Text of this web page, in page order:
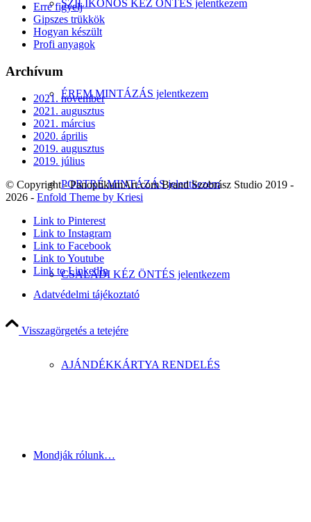
SZILIKONOS KÉZ ÖNTÉS jelentkezem
ÉREM MINTÁZÁS jelentkezem
PORTRÉ MINTÁZÁS jelentkezem
CSALÁDI KÉZ ÖNTÉS jelentkezem
AJÁNDÉKKÁRTYA RENDELÉS
Mondják rólunk…
Erre figyelj
Gipszes trükkök
Hogyan készült
Profi anyagok
Archívum
2021. november
2021. augusztus
2021. március
2020. április
2019. augusztus
2019. július
© Copyright - PanoptikumArt.com Brand Szobrász Studio 2019 -
2026 - Enfold Theme by Kriesi
Link to Pinterest
Link to Instagram
Link to Facebook
Link to Youtube
Link to LinkedIn
Adatvédelmi tájékoztató
Visszagörgetés a tetejére